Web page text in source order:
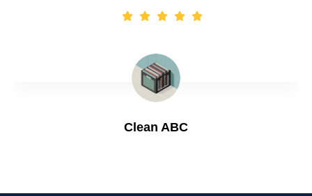
Clean ABC